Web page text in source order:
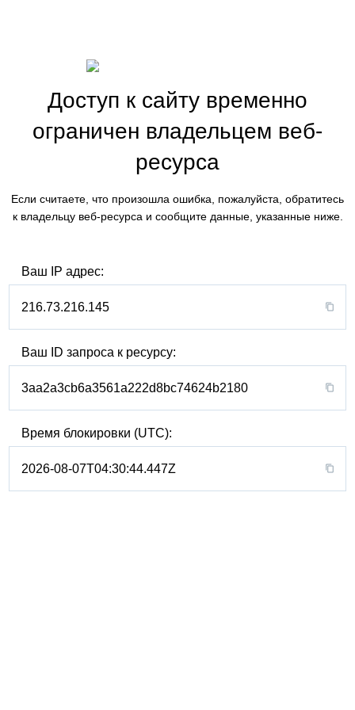
Доступ к сайту временно
ограничен владельцем веб-
ресурса
Если считаете, что произошла ошибка, пожалуйста, обратитесь
к владельцу веб-ресурса и сообщите данные, указанные ниже.
Ваш IP адрес:
216.73.216.145
Ваш ID запроса к ресурсу:
3aa2a3cb6a3561a222d8bc74624b2180
Время блокировки (UTC):
2026-08-07T04:30:44.447Z